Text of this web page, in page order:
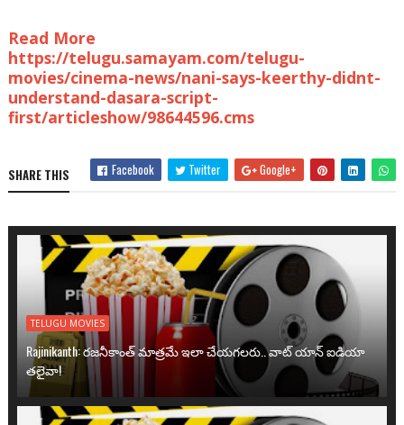
Read More
https://telugu.samayam.com/telugu-
movies/cinema-news/nani-says-keerthy-didnt-
understand-dasara-script-
first/articleshow/98644596.cms
SHARE THIS Facebook Twitter Google+
TELUGU MOVIES
Rajinikanth: రజనీకాంత్ మాత్రమే ఇలా చేయగలరు.. వాట్ యాన్ ఐడియా
తలైవా!